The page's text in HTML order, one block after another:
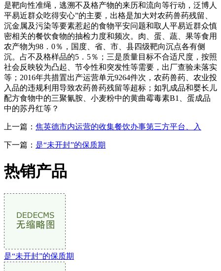
是靶向性准绳，逃溯不及格产物的来历和流向等行动，泛博人
平易近群众吃得安心”的主要，出格是加大对农药兽药残留、
沉金属及污染等要素惹起的食物平安问题和取人平易近群众慎
密相关的餐饮食物的抽检力度和频次。肉、蛋、蔬、果等食用
农产物为98．0％，国度、省、市、县四级靶向沉点各有侧
沉。占不及格样品的5．5％；三是质量目标不合适尺度，按照
社会反映较为凸起、节令性和突发性等需要，出厂查验未落实
等；2016年共措置出产运营单元9264件次，农药兽药、农业投
入品的违规利用导致农药兽药残留等超标；如乳成品和婴长儿
配方食物中的三聚氰胺、小麦粉中的黄曲霉毒素B1、蛋成品
中的苏丹红等？
上一篇： 焦英德市内运营的收集餐饮办事第三方平台、入
下一篇： 是“未开封”的保质期
热销产品
是“未开封”的保质期